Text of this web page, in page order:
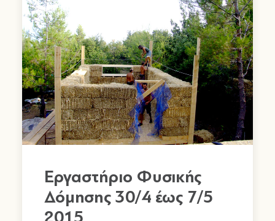
Εργαστήριο Φυσικής
Δόμησης 30/4 έως 7/5